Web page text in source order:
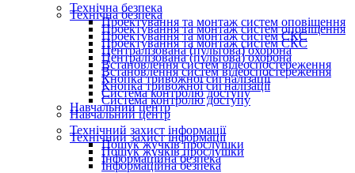
Технічна безпека
Проектування та монтаж систем оповіщення
Проектування та монтаж систем СКС
Централізована (пультова) охорона
Встановлення систем відеоспостереження
Кнопка тривожної сигналізації
Система контролю доступу
Навчальний центр
Технічний захист інформації
Пошук жучків прослушки
Інформаційна безпека
Технічна безпека
Проектування та монтаж систем оповіщення
Проектування та монтаж систем СКС
Централізована (пультова) охорона
Встановлення систем відеоспостереження
Кнопка тривожної сигналізації
Система контролю доступу
Навчальний центр
Технічний захист інформації
Пошук жучків прослушки
Інформаційна безпека